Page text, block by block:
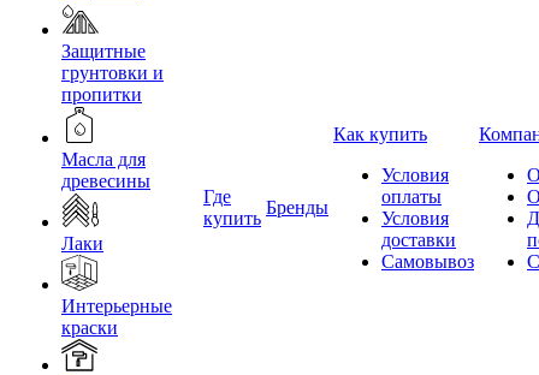
Защитные
грунтовки и
пропитки
Масла для
древесины
Лаки
Интерьерные
краски
Где
купить
Бренды
Как купить
Условия
оплаты
Условия
доставки
Самовывоз